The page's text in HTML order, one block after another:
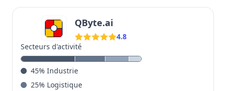
QByte.ai
4.8
Secteurs d'activité
45% Industrie
25% Logistique